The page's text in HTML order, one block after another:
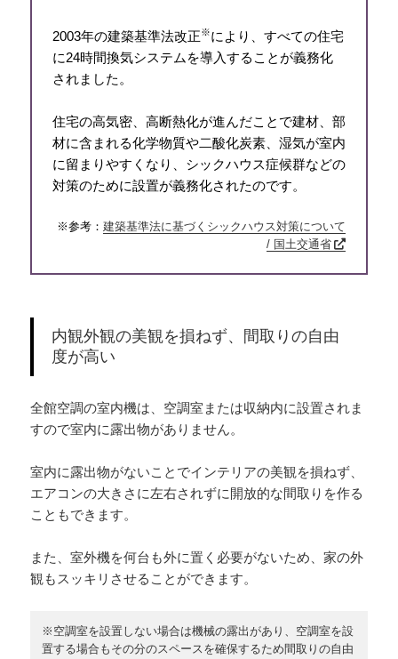
2003年の建築基準法改正※により、すべての住宅
に24時間換気システムを導入することが義務化
されました。
住宅の高気密、高断熱化が進んだことで建材、部
材に含まれる化学物質や二酸化炭素、湿気が室内
に留まりやすくなり、シックハウス症候群などの
対策のために設置が義務化されたのです。
※参考：建築基準法に基づくシックハウス対策について
/ 国土交通省
内観外観の美観を損ねず、間取りの自由
度が高い
全館空調の室内機は、空調室または収納内に設置されま
すので室内に露出物がありません。
室内に露出物がないことでインテリアの美観を損ねず、
エアコンの大きさに左右されずに開放的な間取りを作る
こともできます。
また、室外機を何台も外に置く必要がないため、家の外
観もスッキリさせることができます。
※空調室を設置しない場合は機械の露出があり、空調室を設
置する場合もその分のスペースを確保するため間取りの自由